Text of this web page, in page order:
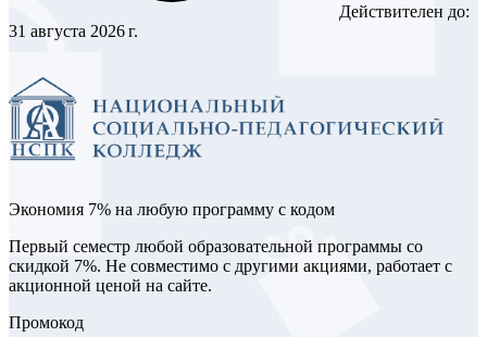
Действителен до:
31 августа 2026 г.
Экономия 7% на любую программу с кодом
Первый семестр любой образовательной программы со
скидкой 7%. Не совместимо с другими акциями, работает с
акционной ценой на сайте.
Промокод